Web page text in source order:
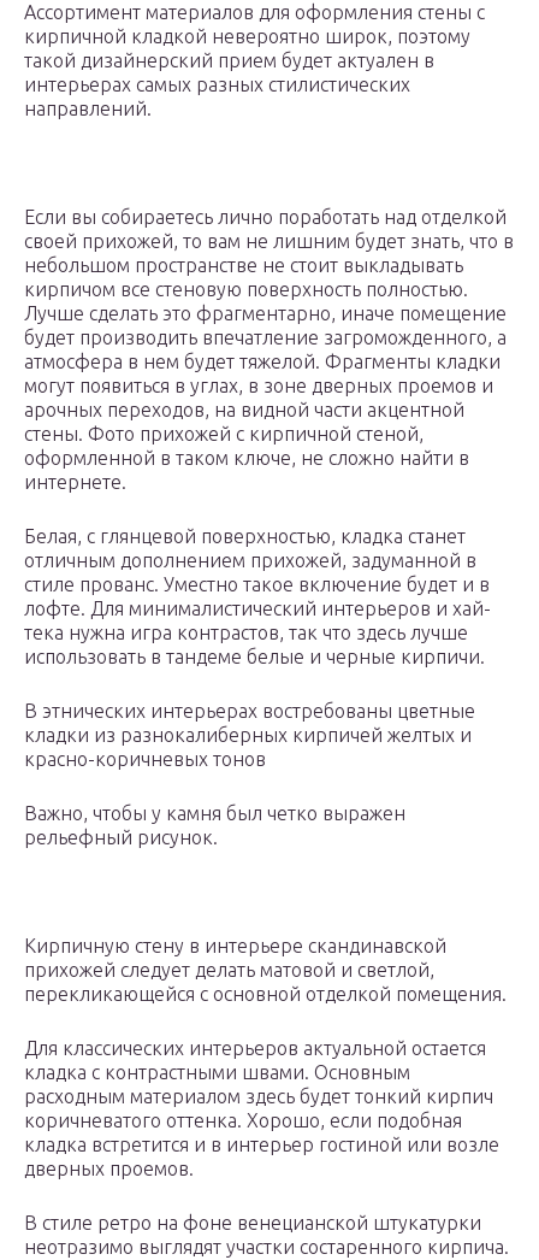
Ассортимент материалов для оформления стены с
кирпичной кладкой невероятно широк, поэтому
такой дизайнерский прием будет актуален в
интерьерах самых разных стилистических
направлений.
Если вы собираетесь лично поработать над отделкой
своей прихожей, то вам не лишним будет знать, что в
небольшом пространстве не стоит выкладывать
кирпичом все стеновую поверхность полностью.
Лучше сделать это фрагментарно, иначе помещение
будет производить впечатление загроможденного, а
атмосфера в нем будет тяжелой. Фрагменты кладки
могут появиться в углах, в зоне дверных проемов и
арочных переходов, на видной части акцентной
стены. Фото прихожей с кирпичной стеной,
оформленной в таком ключе, не сложно найти в
интернете.
Белая, с глянцевой поверхностью, кладка станет
отличным дополнением прихожей, задуманной в
стиле прованс. Уместно такое включение будет и в
лофте. Для минималистический интерьеров и хай-
тека нужна игра контрастов, так что здесь лучше
использовать в тандеме белые и черные кирпичи.
В этнических интерьерах востребованы цветные
кладки из разнокалиберных кирпичей желтых и
красно-коричневых тонов
Важно, чтобы у камня был четко выражен
рельефный рисунок.
Кирпичную стену в интерьере скандинавской
прихожей следует делать матовой и светлой,
перекликающейся с основной отделкой помещения.
Для классических интерьеров актуальной остается
кладка с контрастными швами. Основным
расходным материалом здесь будет тонкий кирпич
коричневатого оттенка. Хорошо, если подобная
кладка встретится и в интерьер гостиной или возле
дверных проемов.
В стиле ретро на фоне венецианской штукатурки
неотразимо выглядят участки состаренного кирпича.